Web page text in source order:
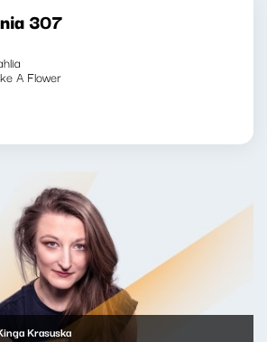
307
A Flower
Krasuska